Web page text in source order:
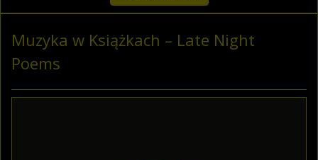
Muzyka w Książkach – Late Night
Poems